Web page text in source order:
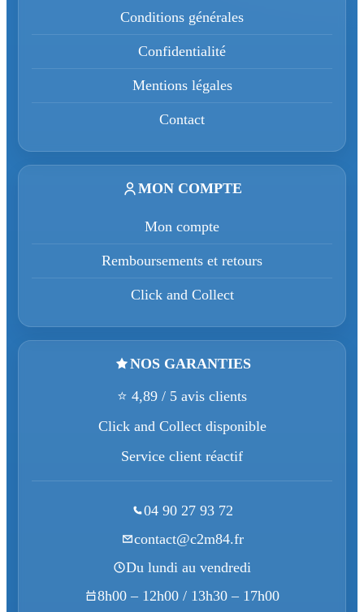
Conditions générales
Confidentialité
Mentions légales
Contact
MON COMPTE
Mon compte
Remboursements et retours
Click and Collect
NOS GARANTIES
⭐ 4,89 / 5 avis clients
Click and Collect disponible
Service client réactif
04 90 27 93 72
contact@c2m84.fr
Du lundi au vendredi
8h00 – 12h00 / 13h30 – 17h00